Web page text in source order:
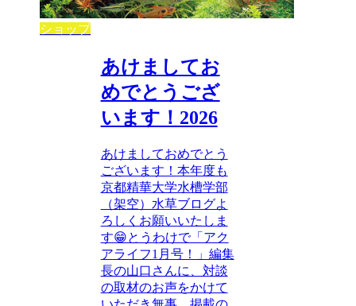
ショップ
あけましてお
めでとうござ
います！2026
あけましておめでとう
ございます！本年度も
京都精華大学水槽学部
（架空）水草ブログよ
ろしくお願いいたしま
す😁とうわけで「アク
アライフ1月号！」編集
長の山口さんに、対談
の取材のお声をかけて